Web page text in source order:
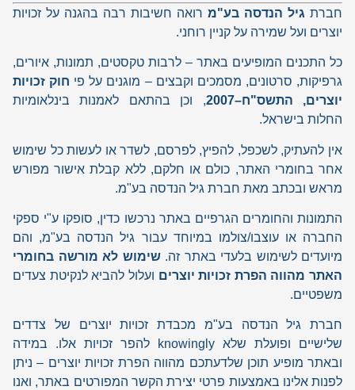
חברת גיל הנדסה בע"מ רואה חשיבות רבה בהגנה על זכויות
יוצרים ועל שמירה על קניין רוחני.
כל התכנים המופיעים באתר – לרבות טקסטים, תמונות, איורים,
גרפיקות, סרטונים, מסמכים וקבצים – מוגנים על פי חוק זכויות
יוצרים, התשס"ח–2007
, וכן בהתאם לאמנות בינלאומיות
החלות בישראל.
אין להעתיק, לשכפל, להפיץ, לפרסם, לשדר או לעשות כל שימוש
אחר בחומרי האתר, כולם או חלקם, ללא קבלת אישור מפורש
מראש ובכתב מאת חברת גיל הנדסה בע"מ.
התמונות והחומרים הגרפיים באתר נרכשו כדין, סופקו ע"י ספקי
החברה או עוצבו/צולמו במיוחד עבור גיל הנדסה בע"מ, והם
מיועדים לשימוש בלעדי באתר זה.שימוש לא מורשה בחומרי
האתר מהווה הפרת זכויות יוצרים ועלול להביא לנקיטת צעדים
משפטיים.
חברת גיל הנדסה בע"מ מכבדת זכויות יוצרים של צדדים
שלישיים ופועלת שלא knowingly להפר זכויות אלו. במידה
ובאתר מופיע תוכן שלדעתכם מהווה הפרת זכויות יוצרים – ניתן
לפנות אלינו באמצעות פרטי יצירת הקשר המפורטים באתר, ואנו